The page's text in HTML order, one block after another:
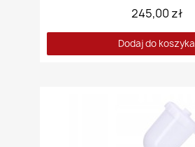
245,00 zł
Dodaj do koszyka